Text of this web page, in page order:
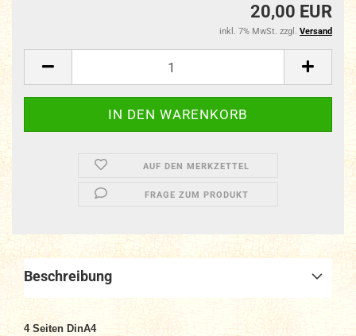
20,00 EUR
inkl. 7% MwSt. zzgl. Versand
AUF DEN MERKZETTEL
FRAGE ZUM PRODUKT
Beschreibung
4 Seiten DinA4